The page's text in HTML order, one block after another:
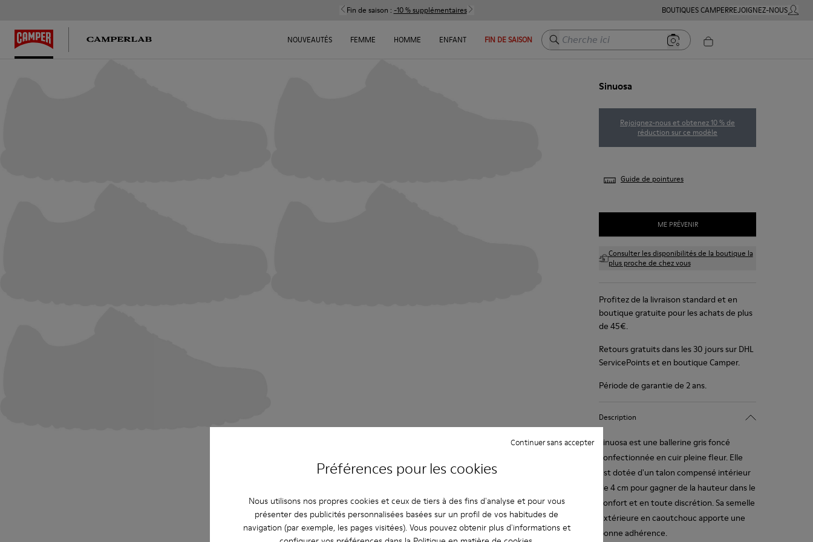
Préférences pour les cookies
Nous utilisons nos propres cookies et ceux de tiers à des fins d'analyse et pour vous
présenter des publicités personnalisées basées sur un profil de vos habitudes de
navigation (par exemple, les pages visitées). Vous pouvez obtenir plus d'informations et
Continuer sans accepter
Fin de saison : -10 % supplémentaires BOUTIQUES CAMPERREJOIGNEZ-NOUSMON
NOUVEAUTÉS FEMME HOMME ENFANT FIN DE SAISON Cherche ici
Sinuosa
Rejoignez-nous et obtenez 10 % de
réduction sur ce modèle
Guide de pointures
ME PRÉVENIR
Consulter les disponibilités de la boutique la
plus proche de chez vous
Profitez de la livraison standard et en
boutique gratuite pour les achats de plus
de 45€.
Retours gratuits dans les 30 jours sur DHL
ServicePoints et en boutique Camper.
Période de garantie de 2 ans.
Description
Sinuosa est une ballerine gris foncé
confectionnée en cuir pleine fleur. Elle
est dotée d'un talon compensé intérieur
de 4 cm pour gagner de la hauteur dans le
confort et en toute discrétion. Sa semelle
extérieure en caoutchouc apporte une
bonne adhérence.